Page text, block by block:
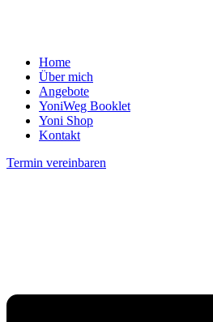
Home
Über mich
Angebote
YoniWeg Booklet
Yoni Shop
Kontakt
Termin vereinbaren